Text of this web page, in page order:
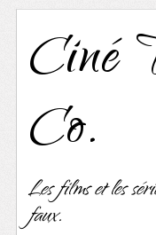
Ciné
Co.
Les films et les
faux.